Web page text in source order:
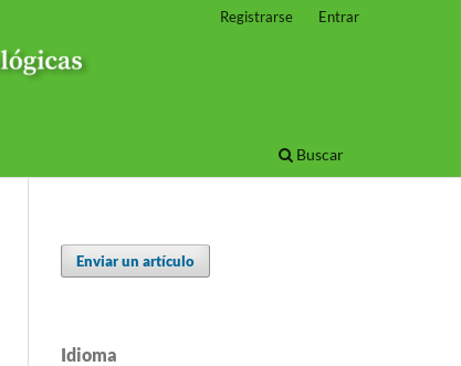
Buscar
Registrarse Entrar
Enviar un artículo
Idioma